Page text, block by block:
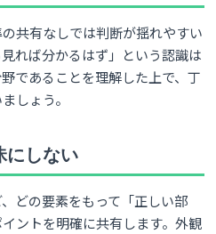
共有なしでは判断が揺れやすい
れば分かるはず」という認識は
であることを理解した上で、丁
しょう。
にしない
どの要素をもって「正しい部
ントを明確に共有します。外観